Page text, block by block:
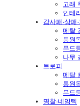
고래
인테
감사패·상패
메탈
통원
무드
나무
트로피
메탈
통원
무드
명찰·네임텍